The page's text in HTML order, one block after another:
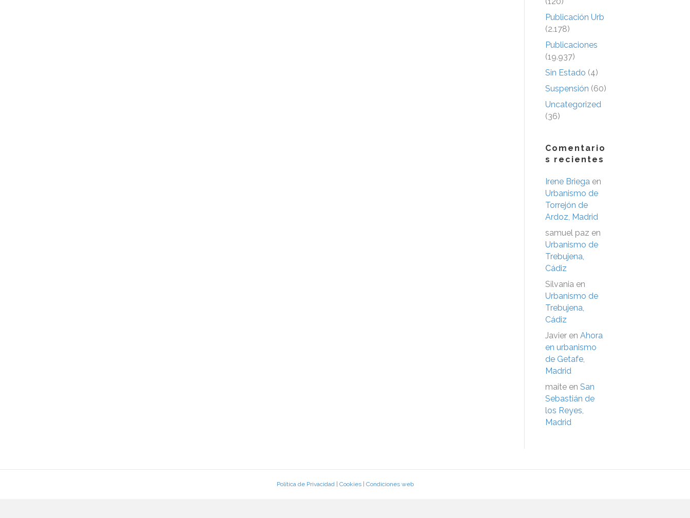
Publicación Urb
(2.178)
Publicaciones
(19.937)
Sin Estado (4)
Suspensión (60)
Uncategorized
(36)
Comentario
s recientes
Irene Briega en
Urbanismo de
Torrejón de
Ardoz, Madrid
samuel paz en
Urbanismo de
Trebujena,
Cádiz
Silvania en
Urbanismo de
Trebujena,
Cádiz
Javier en Ahora
en urbanismo
de Getafe,
Madrid
maite en San
Sebastián de
los Reyes,
Madrid
Política de Privacidad| Cookies| Condiciones web